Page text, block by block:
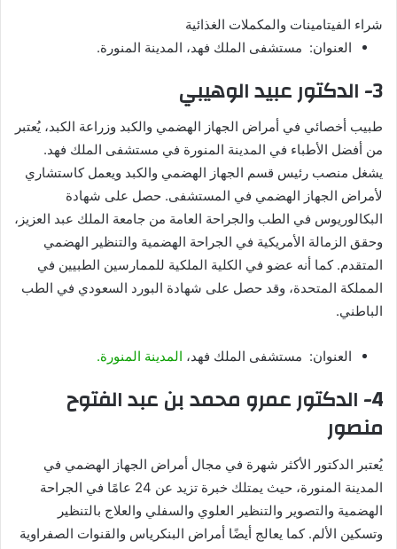
شراء الفيتامينات والمكملات الغذائية
العنوان: مستشفى الملك فهد، المدينة المنورة.
3- الدكتور عبيد الوهيبي
طبيب أخصائي في أمراض الجهاز الهضمي والكبد وزراعة الكبد، يُعتبر
من أفضل الأطباء في المدينة المنورة في مستشفى الملك فهد.
يشغل منصب رئيس قسم الجهاز الهضمي والكبد ويعمل كاستشاري
لأمراض الجهاز الهضمي في المستشفى. حصل على شهادة
البكالوريوس في الطب والجراحة العامة من جامعة الملك عبد العزيز،
وحقق الزمالة الأمريكية في الجراحة الهضمية والتنظير الهضمي
المتقدم. كما أنه عضو في الكلية الملكية للممارسين الطبيين في
المملكة المتحدة، وقد حصل على شهادة البورد السعودي في الطب
الباطني.
العنوان: مستشفى الملك فهد، المدينة المنورة.
4- الدكتور عمرو محمد بن عبد الفتوح
منصور
يُعتبر الدكتور الأكثر شهرة في مجال أمراض الجهاز الهضمي في
المدينة المنورة، حيث يمتلك خبرة تزيد عن 24 عامًا في الجراحة
الهضمية والتصوير والتنظير العلوي والسفلي والعلاج بالتنظير
وتسكين الألم. كما يعالج أيضًا أمراض البنكرياس والقنوات الصفراوية